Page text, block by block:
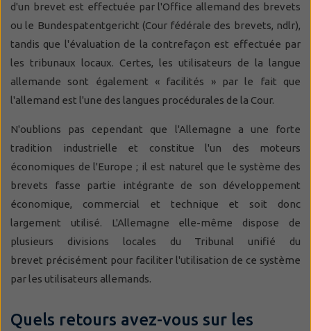
d'un brevet est effectuée par l'Office allemand des brevets
ou le Bundespatentgericht (Cour fédérale des brevets, ndlr),
tandis que l'évaluation de la contrefaçon est effectuée par
les tribunaux locaux. Certes, les utilisateurs de la langue
allemande sont également « facilités » par le fait que
l'allemand est l'une des langues procédurales de la Cour.
N'oublions pas cependant que l'Allemagne a une forte
tradition industrielle et constitue l'un des moteurs
économiques de l'Europe ; il est naturel que le système des
brevets fasse partie intégrante de son développement
économique, commercial et technique et soit donc
largement utilisé. L'Allemagne elle-même dispose de
plusieurs divisions locales du Tribunal unifié du
brevet précisément pour faciliter l'utilisation de ce système
par les utilisateurs allemands.
Quels retours avez-vous sur les